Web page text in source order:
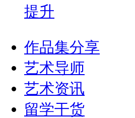
提升
作品集分享
艺术导师
艺术资讯
留学干货